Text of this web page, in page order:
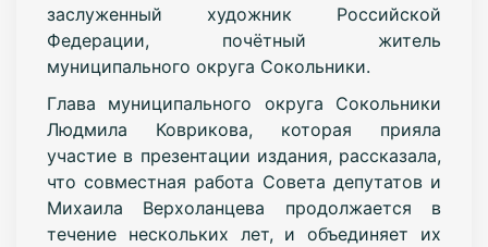
заслуженный художник Российской
Федерации, почётный житель
муниципального округа Сокольники.
Глава муниципального округа Сокольники
Людмила Коврикова, которая прияла
участие в презентации издания, рассказала,
что совместная работа Совета депутатов и
Михаила Верхоланцева продолжается в
течение нескольких лет, и объединяет их